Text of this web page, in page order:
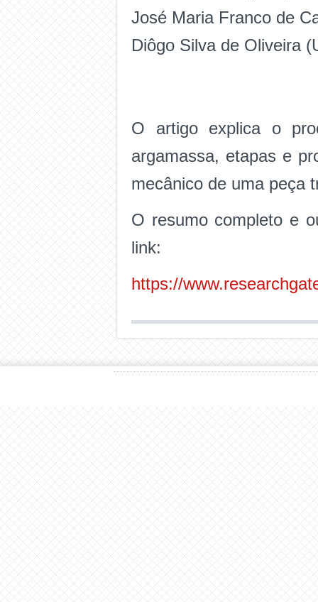
José Maria Franco de
Diôgo Silva de Oliveira
O artigo explica o
argamassa, etapas e
mecânico de uma peça
O resumo completo e
link:
https://